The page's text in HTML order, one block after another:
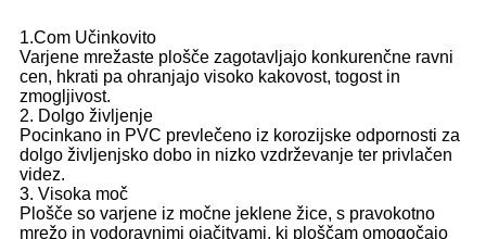
1.Com Učinkovito
Varjene mrežaste plošče zagotavljajo konkurenčne ravni
cen, hkrati pa ohranjajo visoko kakovost, togost in
zmogljivost.
2. Dolgo življenje
Pocinkano in PVC prevlečeno iz korozijske odpornosti za
dolgo življenjsko dobo in nizko vzdrževanje ter privlačen
videz.
3. Visoka moč
Plošče so varjene iz močne jeklene žice, s pravokotno
mrežo in vodoravnimi ojačitvami, ki ploščam omogočajo